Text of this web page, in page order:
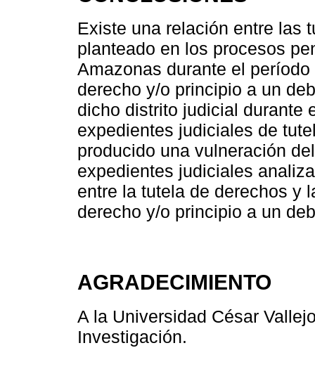
Existe una relación entre las
planteado en los procesos
Amazonas durante el
derecho y/o principio a un
dicho distrito judicial durante
expedientes judiciales de
producido una vulneración
expedientes judiciales
entre la tutela de derechos y
derecho y/o principio a un
AGRADECIMIENTO
A la Universidad César
Investigación.